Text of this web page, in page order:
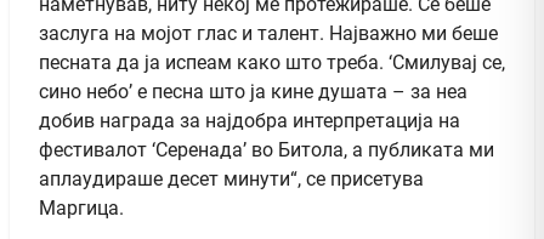
заслуга на мојот глас и талент. Најважно ми беше
песната да ја испеам како што треба. ‘Смилувај се,
сино небо’ е песна што ја кине душата – за неа
добив награда за најдобра интерпретација на
фестивалот ‘Серенада’ во Битола, а публиката ми
аплаудираше десет минути“, се присетува
Маргица.